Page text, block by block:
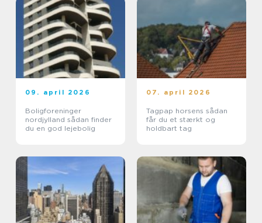
09. april 2026
Boligforeninger
nordjylland sådan finder
du en god lejebolig
07. april 2026
Tagpap horsens sådan
får du et stærkt og
holdbart tag